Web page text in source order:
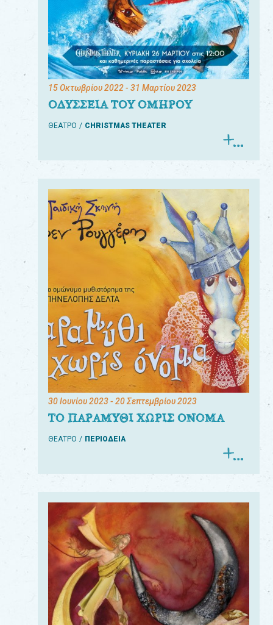
15 Οκτωβρίου 2022- 31 Μαρτίου 2023
ΟΔΥΣΣΕΙΑ ΤΟΥ ΟΜΗΡΟΥ
ΘΕΑΤΡΟ CHRISTMAS THEATER
30 Ιουνίου 2023- 20 Σεπτεμβρίου 2023
ΤΟ ΠΑΡΑΜΥΘΙ ΧΩΡΙΣ ΟΝΟΜΑ
ΘΕΑΤΡΟ ΠΕΡΙΟΔΕΙΑ